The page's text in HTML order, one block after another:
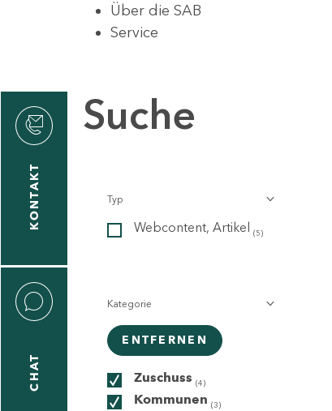
Über die SAB
Service
KONTAKT
CHAT
Suche
Typ
Webcontent, Artikel (5)
Kategorie
ENTFERNEN
Zuschuss (4)
Kommunen (3)